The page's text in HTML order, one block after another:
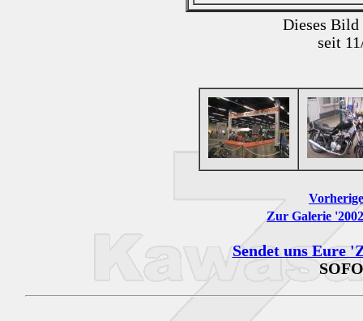
Dieses Bild
seit
Zur Galerie
Sendet uns Eure